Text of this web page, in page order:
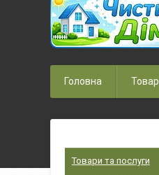
Головна
Товари та послуги